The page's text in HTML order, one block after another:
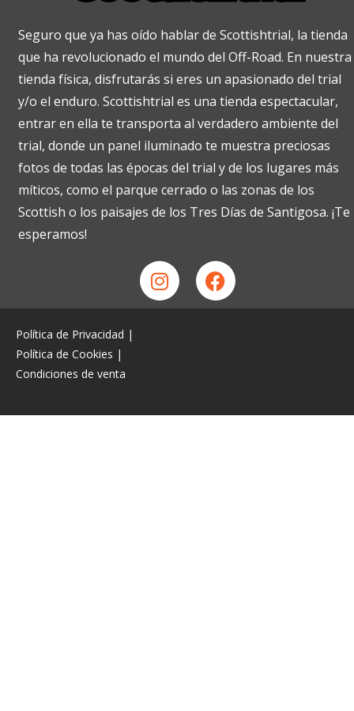
Seguro que ya has oído hablar de Scottishtrial, la tienda
que ha revolucionado el mundo del Off-Road. En nuestra
tienda física, disfrutarás si eres un apasionado del trial
y/o el enduro. Scottishtrial es una tienda espectacular,
entrar en ella te transporta al verdadero ambiente del
trial, donde un panel iluminado te muestra preciosas
fotos de todas las épocas del trial y de los lugares más
míticos, como el parque cerrado o las zonas de los
Scottish o los paisajes de los Tres Días de Santigosa. ¡Te
esperamos!
Política de Privacidad |
Política de Cookies |
Condiciones de venta